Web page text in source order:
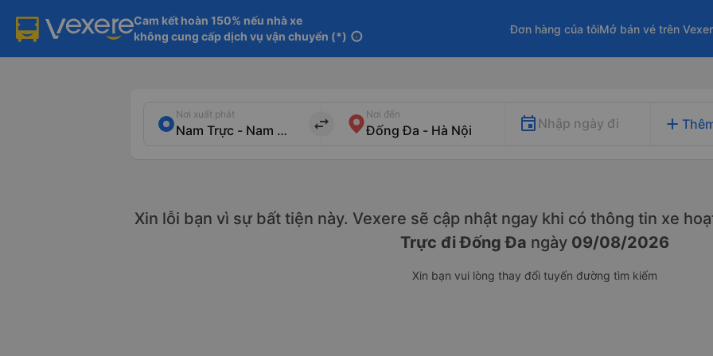
Cam kết hoàn 150% nếu nhà xe
không cung cấp dịch vụ vận chuyển (*) info
Đơn hàng của tôiMở bán vé trên
Nơi xuất phát
import_export
Nơi đến
Nhập ngày đi add
Xin lỗi bạn vì sự bất tiện này. Vexere sẽ cập nhật ngay khi có thông tin xe
Trực đi Đống Đa ngày 09/08/2026
Xin bạn vui lòng thay đổi tuyến đường tìm kiếm